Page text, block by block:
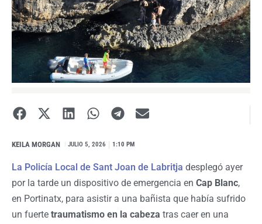
KEILA MORGAN JULIO 5, 2026 1:10 PM
La Policía Local de Sant Joan de Labritja desplegó ayer
por la tarde un dispositivo de emergencia en Cap Blanc,
en Portinatx, para asistir a una bañista que había sufrido
un fuerte traumatismo en la cabeza tras caer en una